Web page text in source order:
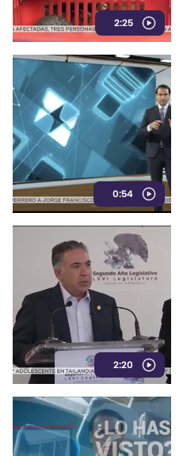
2:25
0:54
2:20